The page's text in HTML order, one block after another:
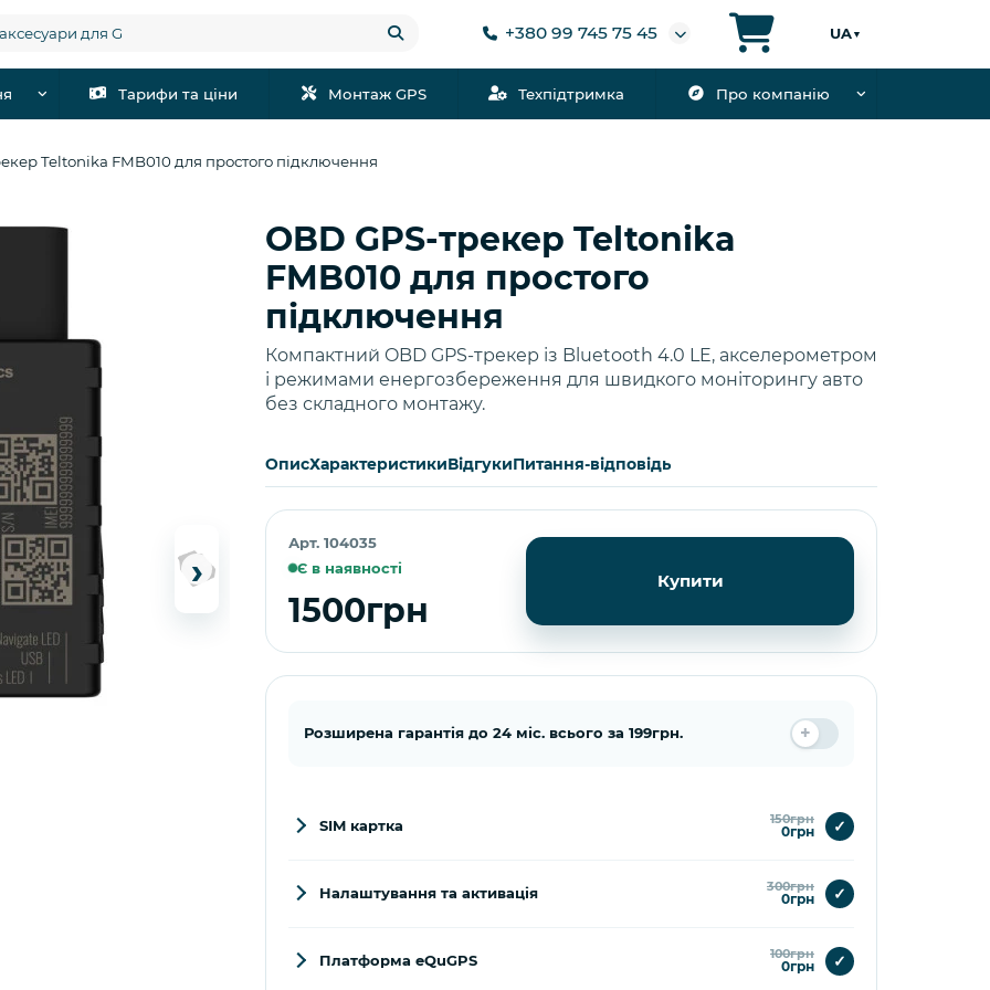
+380 99 745 75 45 UA ▼
Тарифи та ціни Монтаж GPS Техпідтримка Про компанію
Teltonika FMB010 для простого підключення
›
OBD GPS-трекер Teltonika
FMB010 для простого
підключення
Компактний OBD GPS-трекер із Bluetooth 4.0 LE, акселерометром
і режимами енергозбереження для швидкого моніторингу авто
без складного монтажу.
ОписХарактеристикиВідгукиПитання-відповідь
Арт. 104035
Є в наявності
1500грн
Купити
Розширена гарантія до 24 міс. всього за 199грн.
SIM картка 150грн
0грн ✓
Налаштування та активація 300грн
0грн ✓
Платформа eQuGPS 100грн
0грн ✓
Купити